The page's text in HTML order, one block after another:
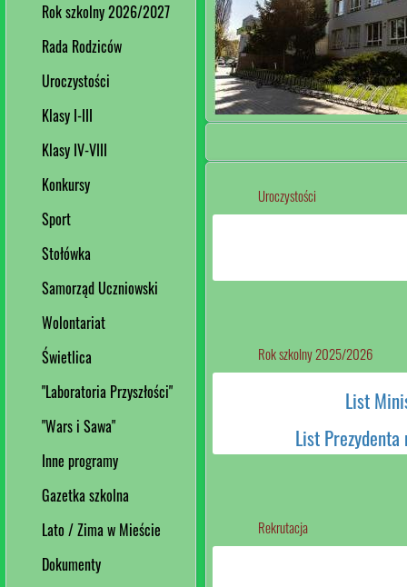
Rok szkolny 2026/2027
Rada Rodziców
Uroczystości
Klasy I-III
Klasy IV-VIII
Konkursy
Sport
Stołówka
Samorząd Uczniowski
Wolontariat
Świetlica
"Laboratoria Przyszłości"
"Wars i Sawa"
Inne programy
Gazetka szkolna
Lato / Zima w Mieście
Dokumenty
Uroczystości
Rok szkolny 2025/2026
List
List
Rekrutacja